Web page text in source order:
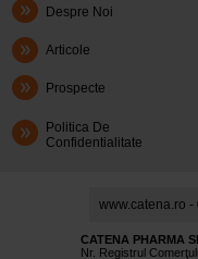
Despre Noi
Articole
Prospecte
Politica De
Confidentialitate
www.catena.ro
CATENA PHARMA
Nr. Registrul